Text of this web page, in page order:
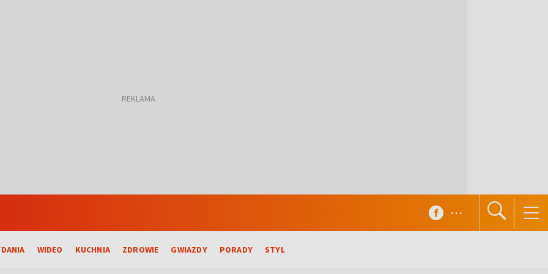
WIDEO KUCHNIA ZDROWIE GWIAZDY PORADY STYL
...